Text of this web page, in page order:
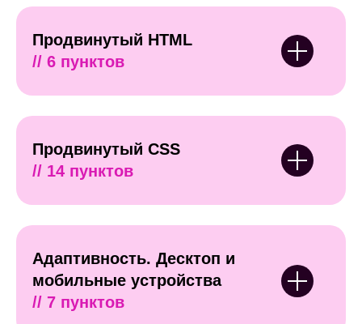
Продвинутый HTML
// 6 пунктов
Продвинутый CSS
// 14 пунктов
Адаптивность. Десктоп и
мобильные устройства
// 7 пунктов